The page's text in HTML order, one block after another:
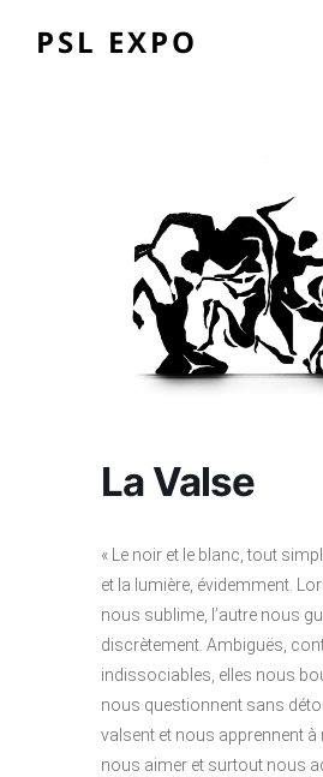
PSL EXPO
La Valse
« Le noir et le blanc, tout
et la lumière, évidemment.
nous sublime, l’autre nous
discrètement. Ambiguës,
indissociables, elles nous
nous questionnent sans
valsent et nous apprennent à
nous aimer et surtout nous